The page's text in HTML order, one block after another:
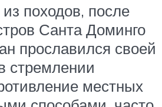
походов, после
Санта Доминго
прославился своей
стремлении
местных